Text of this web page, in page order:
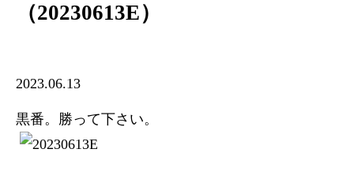
（20230613E）
2023.06.13
黒番。勝って下さい。